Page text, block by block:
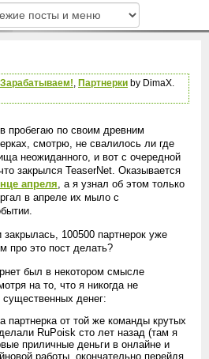
Зарабатываем! Партнерки by DimaX.
пробегаю по своим древним
смотрю, не свалилось ли где
неожиданного, и вот с очередной
закрылся TeaserNet. Оказывается
апреля, а я узнал об этом только
в апреле их мыло с
закрылась, 100500 партнерок уже
про это пост делать?
был в некотором смысле
на то, что я никогда не
существенных денег:
партнерка от той же команды крутых
RuPoisk сто лет назад (там я
приличные деньги в онлайне и
работы, окончательно перейдя